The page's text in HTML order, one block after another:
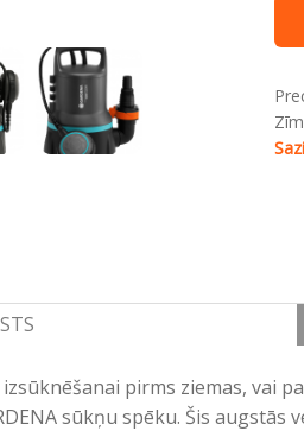
pirms ziemas, vai
sūkņu spēku. Šis